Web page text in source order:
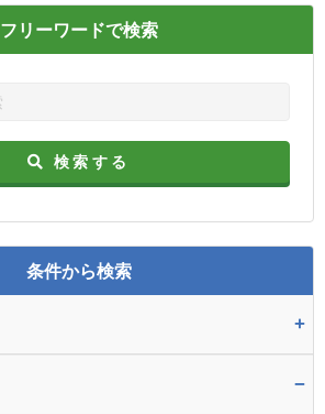
フリーワードで検索
検索する
条件から検索
+
−